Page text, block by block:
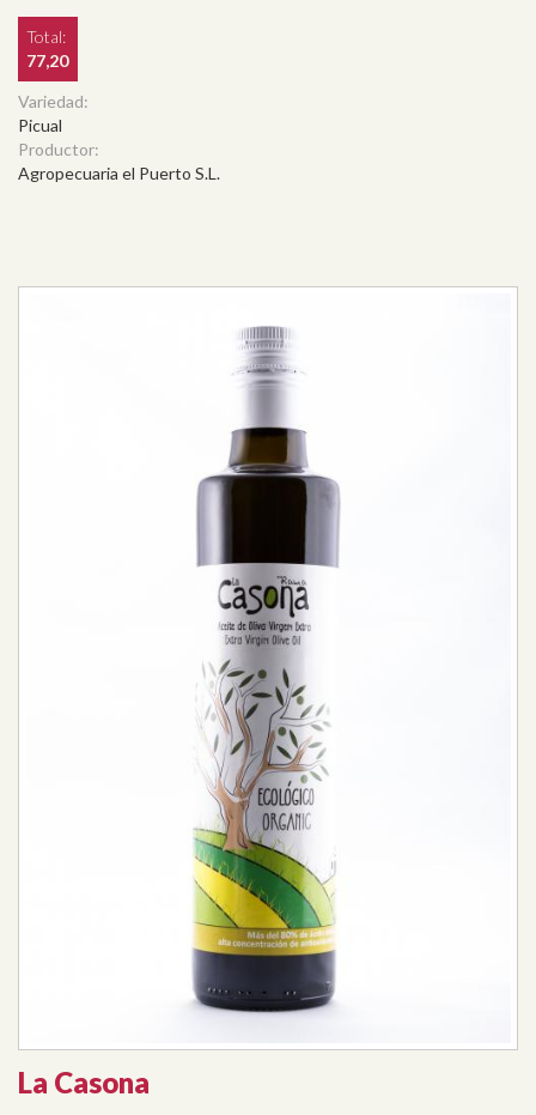
Total:
77,20
Variedad:
Picual
Productor:
Agropecuaria el Puerto S.L.
La Casona